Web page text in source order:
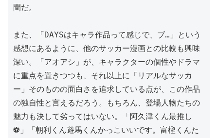
間だ。
また、「DAYSはキャラ作品って感じで、ブ…」という
感想にあるように、他のサッカー漫画との比較も興味
深い。「アオアシ」が、キャラクターの個性やドラマ
に重点を置きつつも、それ以上に「リアルなサッカ
ー」そのものの面白さを追求している点が、この作品
の独自性と言えるだろう。もちろん、登場人物たちの
魅力も決して劣ってはいない。「阿久津くん最推し
⚽️」「朝利くん遊馬くんかっこいいです。富樫くんた